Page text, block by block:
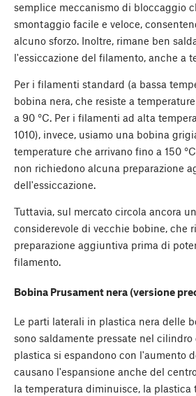
semplice meccanismo di bloccaggio
smontaggio facile e veloce,
alcuno sforzo. Inoltre, rimane ben
l'essiccazione del filamento, anche a
Per i filamenti standard (a bassa
bobina nera, che resiste a
a 90 °C. Per i filamenti ad alta
1010), invece, usiamo una bobina
temperature che arrivano fino a 150
non richiedono alcuna preparazione
dell'essiccazione.
Tuttavia, sul mercato circola ancora
considerevole di vecchie bobine, che
preparazione aggiuntiva prima di
filamento.
Bobina Prusament nera (versione
Le parti laterali in plastica nera delle
sono saldamente pressate nel
plastica si espandono con l'aumento
causano l'espansione anche del
la temperatura diminuisce, la plastica